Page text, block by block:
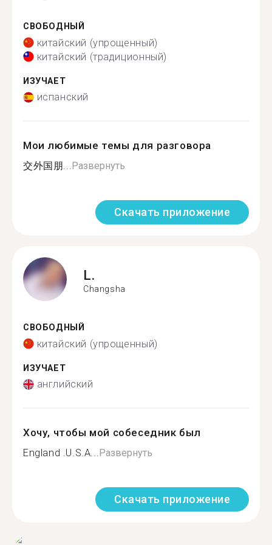
СВОБОДНЫЙ
китайский (упрощенный)
китайский (традиционный)
ИЗУЧАЕТ
испанский
Мои любимые темы для разговора
交外国朋...Развернуть
Скачать приложение
L.
Changsha
СВОБОДНЫЙ
китайский (упрощенный)
ИЗУЧАЕТ
английский
Хочу, чтобы мой собеседник был
England .U.S.A...Развернуть
Скачать приложение